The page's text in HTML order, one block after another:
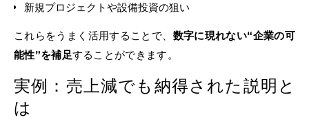
新規プロジェクトや設備投資の狙い
これらをうまく活用することで、 数字に現れない“企業の可
能性”を補足することができます。
実例：売上減でも納得された説明と
は